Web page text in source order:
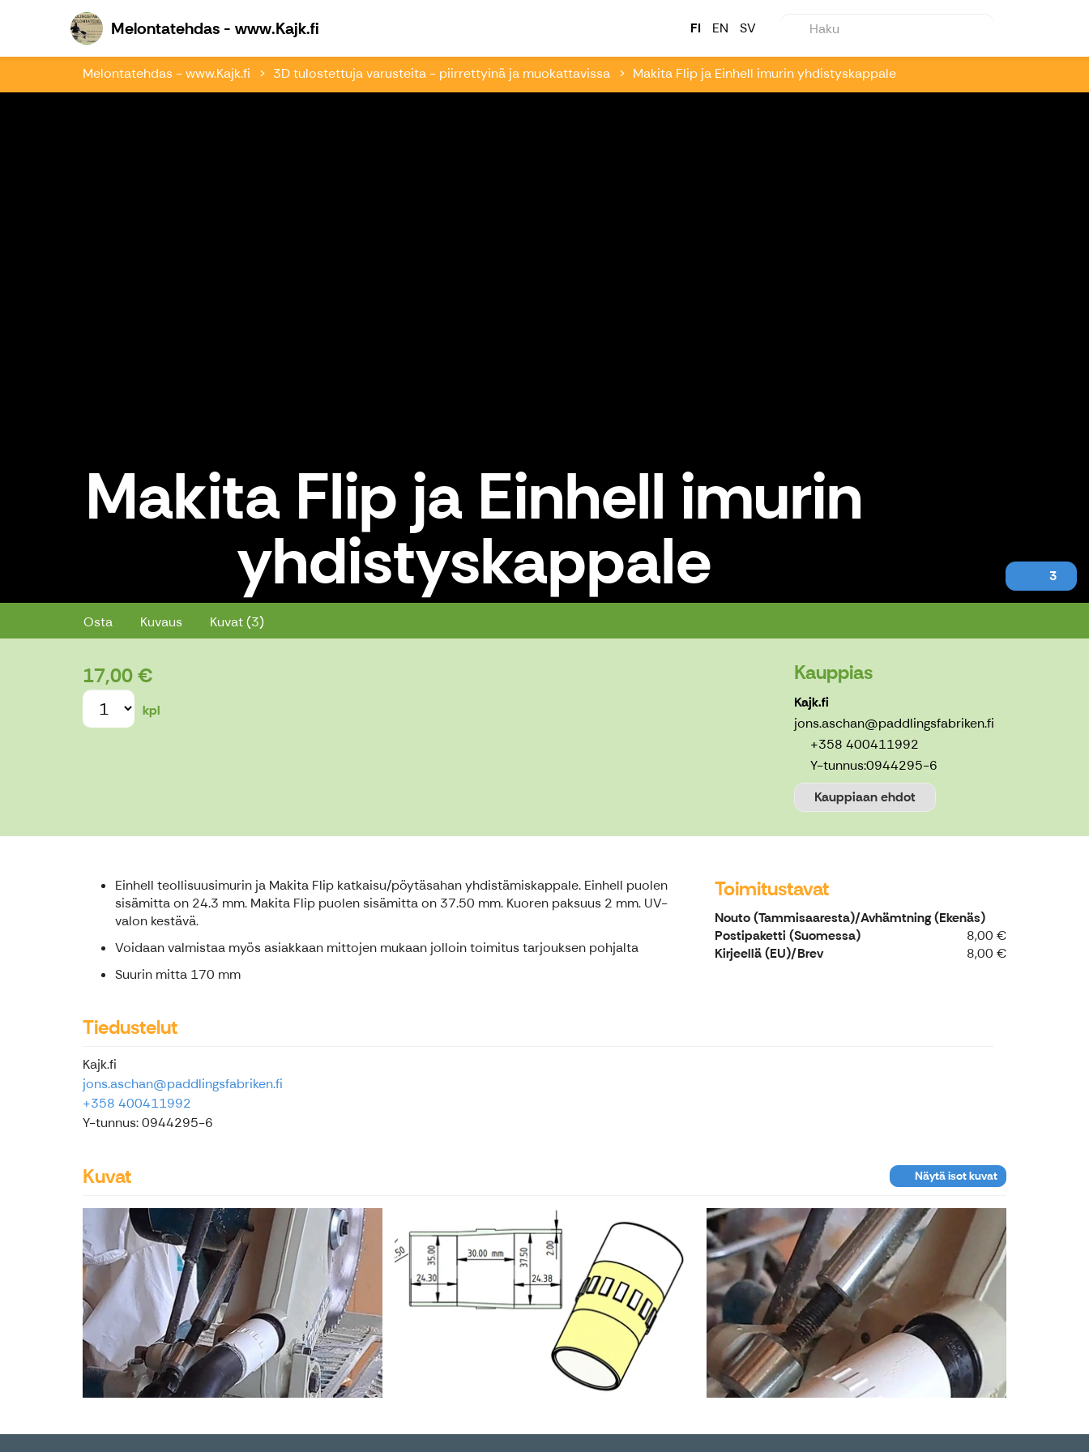
Melontatehdas - www.Kajk.fi FI EN SV
Melontatehdas - www.Kajk.fi 3D tulostettuja varusteita - piirrettyinä ja muokattavissa Makita Flip ja Einhell imurin yhdistyskappale
Makita Flip ja Einhell imurin
yhdistyskappale 3
Makita Flip ja Einhell imurin yhdistyskappale
Osta Kuvaus Kuvat (3)
17,00 €
kpl
Kauppias
Kajk.fi
jons.aschan@paddlingsfabriken.fi
+358 400411992
Y-tunnus:0944295-6
Kauppiaan ehdot
Toimitustavat
Nouto (Tammisaaresta)/Avhämtning (Ekenäs)
Postipaketti (Suomessa)
8,00 €
Kirjeellä (EU)/Brev
8,00 €
Einhell teollisuusimurin ja Makita Flip katkaisu/pöytäsahan yhdistämiskappale. Einhell puolen
sisämitta on 24.3 mm. Makita Flip puolen sisämitta on 37.50 mm. Kuoren paksuus 2 mm. UV-
valon kestävä.
Voidaan valmistaa myös asiakkaan mittojen mukaan jolloin toimitus tarjouksen pohjalta
Suurin mitta 170 mm
Tiedustelut
Kajk.fi
jons.aschan@paddlingsfabriken.fi
+358 400411992
Y-tunnus: 0944295-6
Kuvat Näytä isot kuvat